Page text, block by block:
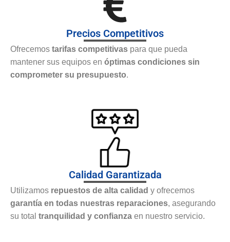
Precios Competitivos
Ofrecemos tarifas competitivas para que pueda
mantener sus equipos en óptimas condiciones sin
comprometer su presupuesto.
Calidad Garantizada
Utilizamos repuestos de alta calidad y ofrecemos
garantía en todas nuestras reparaciones, asegurando
su total tranquilidad y confianza en nuestro servicio.